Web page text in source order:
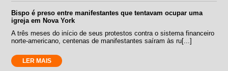
Bispo é preso entre manifestantes que tentavam ocupar uma
igreja em Nova York
A três meses do início de seus protestos contra o sistema financeiro
norte-americano, centenas de manifestantes saíram às ru[...]
LER MAIS